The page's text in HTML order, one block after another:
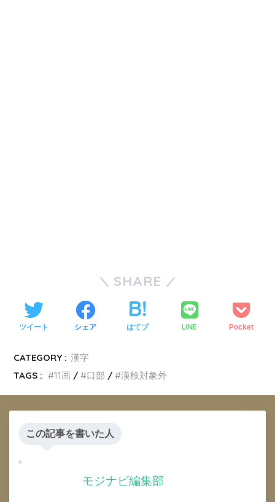
SHARE
ツイート シェア はてブ LINE Pocket
CATEGORY : 漢字
TAGS :
11画 口部 漢検対象外
この記事を書いた人
モジナビ編集部